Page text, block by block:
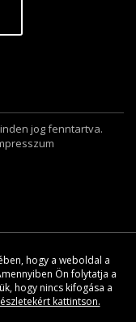
jog fenntartva.
hogy a weboldal a
Ön folytatja a
hogy nincs kifogása a
kattintson.